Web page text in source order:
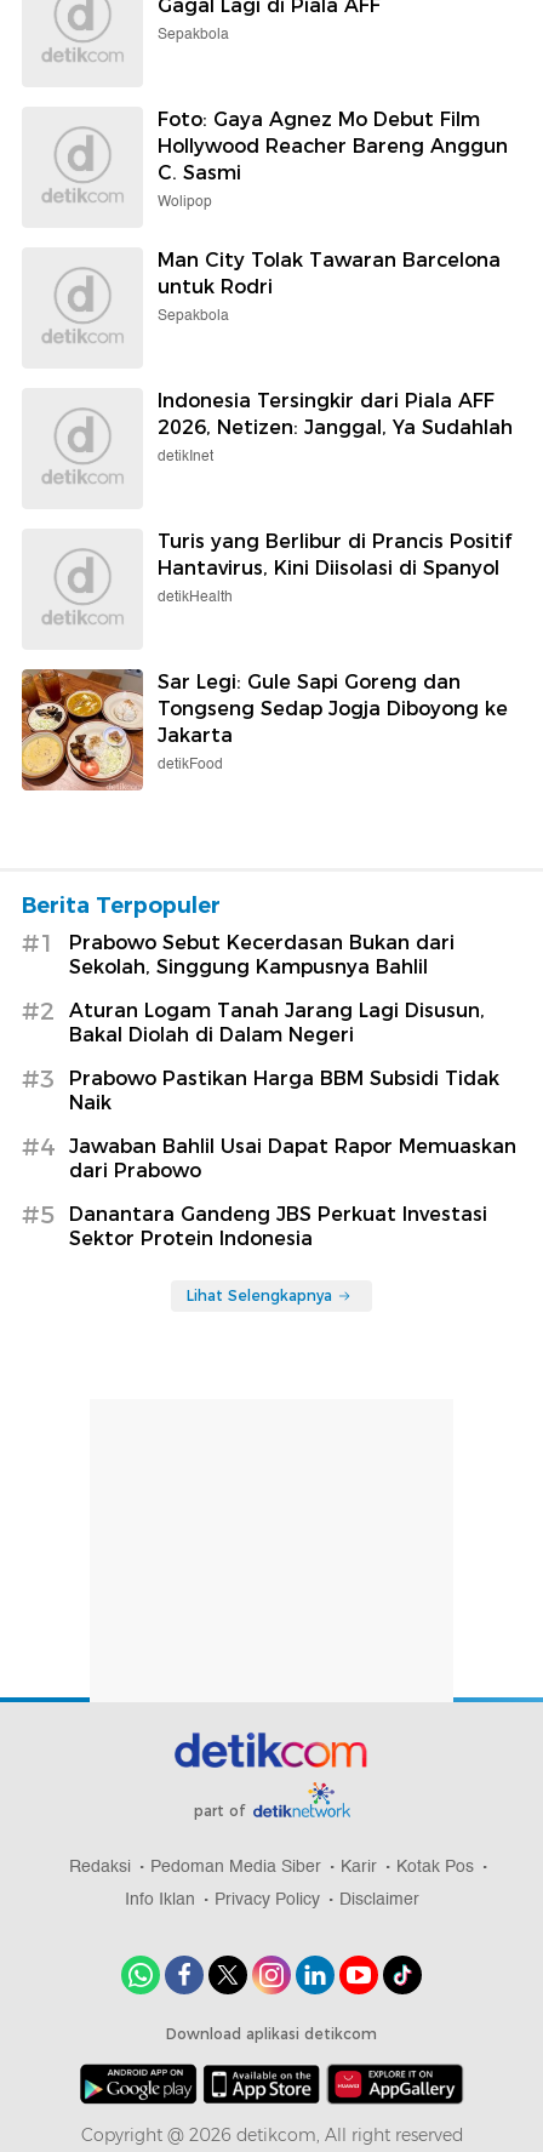
Gagal Lagi di Piala AFF
Sepakbola
Foto: Gaya Agnez Mo Debut Film
Hollywood Reacher Bareng Anggun
C. Sasmi
Wolipop
Man City Tolak Tawaran Barcelona
untuk Rodri
Sepakbola
Indonesia Tersingkir dari Piala AFF
2026, Netizen: Janggal, Ya Sudahlah
detikInet
Turis yang Berlibur di Prancis Positif
Hantavirus, Kini Diisolasi di Spanyol
detikHealth
Sar Legi: Gule Sapi Goreng dan
Tongseng Sedap Jogja Diboyong ke
Jakarta
detikFood
Berita Terpopuler
#1
Prabowo Sebut Kecerdasan Bukan dari
Sekolah, Singgung Kampusnya Bahlil
#2
Aturan Logam Tanah Jarang Lagi Disusun,
Bakal Diolah di Dalam Negeri
#3
Prabowo Pastikan Harga BBM Subsidi Tidak
Naik
#4
Jawaban Bahlil Usai Dapat Rapor Memuaskan
dari Prabowo
#5
Danantara Gandeng JBS Perkuat Investasi
Sektor Protein Indonesia
Lihat Selengkapnya
part of
Redaksi Pedoman Media Siber Karir
Kotak Pos
Info Iklan
Privacy Policy Disclaimer
Download aplikasi detikcom
Copyright @ 2026 detikcom, All right reserved